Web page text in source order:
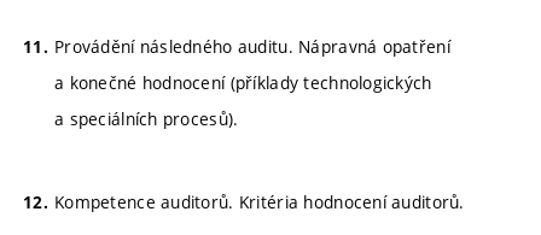
Provádění následného auditu. Nápravná opatření
a konečné hodnocení (příklady technologických
a speciálních procesů).
Kompetence auditorů. Kritéria hodnocení auditorů.